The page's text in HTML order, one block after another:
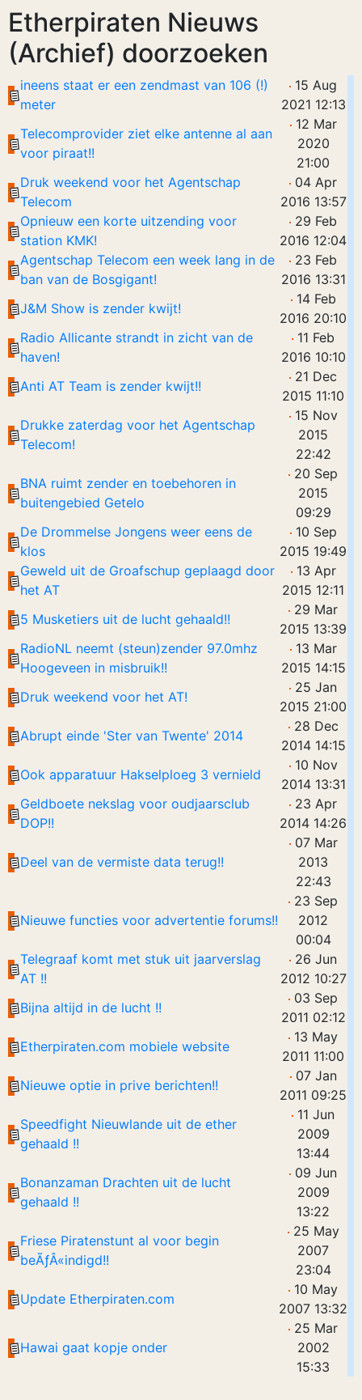
Etherpiraten Nieuws
(Archief) doorzoeken
ineens staat er een zendmast van 106 (!)
meter
15 Aug
2021 12:13
Telecomprovider ziet elke antenne al aan
voor piraat!!
12 Mar
2020
21:00
Druk weekend voor het Agentschap
Telecom
04 Apr
2016 13:57
Opnieuw een korte uitzending voor
station KMK!
29 Feb
2016 12:04
Agentschap Telecom een week lang in de
ban van de Bosgigant!
23 Feb
2016 13:31
J&M Show is zender kwijt!
14 Feb
2016 20:10
Radio Allicante strandt in zicht van de
haven!
11 Feb
2016 10:10
Anti AT Team is zender kwijt!!
21 Dec
2015 11:10
Drukke zaterdag voor het Agentschap
Telecom!
15 Nov
2015
22:42
BNA ruimt zender en toebehoren in
buitengebied Getelo
20 Sep
2015
09:29
De Drommelse Jongens weer eens de
klos
10 Sep
2015 19:49
Geweld uit de Groafschup geplaagd door
het AT
13 Apr
2015 12:11
5 Musketiers uit de lucht gehaald!!
29 Mar
2015 13:39
RadioNL neemt (steun)zender 97.0mhz
Hoogeveen in misbruik!!
13 Mar
2015 14:15
Druk weekend voor het AT!
25 Jan
2015 21:00
Abrupt einde 'Ster van Twente' 2014
28 Dec
2014 14:15
Ook apparatuur Hakselploeg 3 vernield
10 Nov
2014 13:31
Geldboete nekslag voor oudjaarsclub
DOP!!
23 Apr
2014 14:26
Deel van de vermiste data terug!!
07 Mar
2013
22:43
Nieuwe functies voor advertentie forums!!
23 Sep
2012
00:04
Telegraaf komt met stuk uit jaarverslag
AT !!
26 Jun
2012 10:27
Bijna altijd in de lucht !!
03 Sep
2011 02:12
Etherpiraten.com mobiele website
13 May
2011 11:00
Nieuwe optie in prive berichten!!
07 Jan
2011 09:25
Speedfight Nieuwlande uit de ether
gehaald !!
11 Jun
2009
13:44
Bonanzaman Drachten uit de lucht
gehaald !!
09 Jun
2009
13:22
Friese Piratenstunt al voor begin
beÃƒÂ«indigd!!
25 May
2007
23:04
Update Etherpiraten.com
10 May
2007 13:32
Hawai gaat kopje onder
25 Mar
2002
15:33